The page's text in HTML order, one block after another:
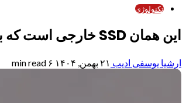
تکنولوژی
این همان SSD خارجی است که به هیچ‌کس توصیه نمی‌کنم
ارشیا یوسفی ادیب ۲۱ بهمن, ۱۴۰۴ ۶ min read